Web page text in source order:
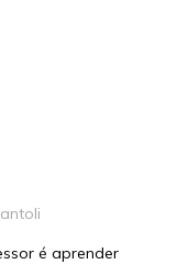
é aprender